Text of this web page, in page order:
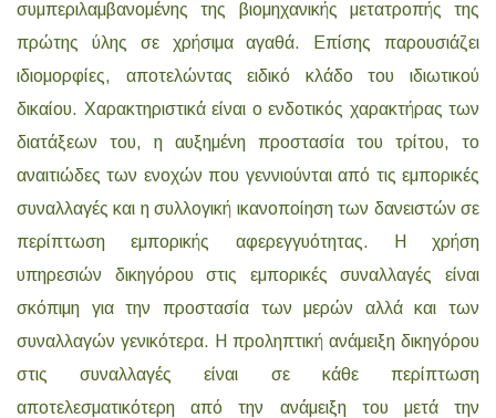
συμπεριλαμβανομένης της βιομηχανικής μετατροπής της
πρώτης ύλης σε χρήσιμα αγαθά. Επίσης παρουσιάζει
ιδιομορφίες, αποτελώντας ειδικό κλάδο του ιδιωτικού
δικαίου. Χαρακτηριστικά είναι ο ενδοτικός χαρακτήρας των
διατάξεων του, η αυξημένη προστασία του τρίτου, το
αναιτιώδες των ενοχών που γεννιούνται από τις εμπορικές
συναλλαγές και η συλλογική ικανοποίηση των δανειστών σε
περίπτωση εμπορικής αφερεγγυότητας. Η χρήση
υπηρεσιών δικηγόρου στις εμπορικές συναλλαγές είναι
σκόπιμη για την προστασία των μερών αλλά και των
συναλλαγών γενικότερα. Η προληπτική ανάμειξη δικηγόρου
στις συναλλαγές είναι σε κάθε περίπτωση
αποτελεσματικότερη από την ανάμειξη του μετά την